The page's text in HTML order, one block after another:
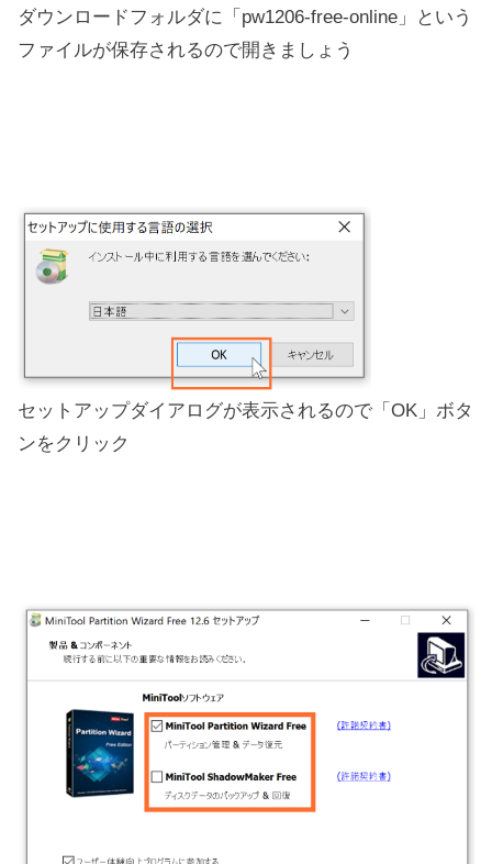
ダウンロードフォルダに「pw1206-free-online」という
ファイルが保存されるので開きましょう
セットアップダイアログが表示されるので「OK」ボタ
ンをクリック